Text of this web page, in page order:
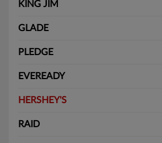
KING JIM
GLADE
PLEDGE
EVEREADY
HERSHEY'S
RAID